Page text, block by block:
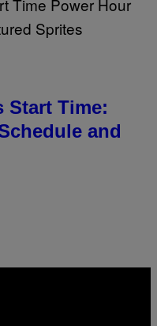
Start Time:
and